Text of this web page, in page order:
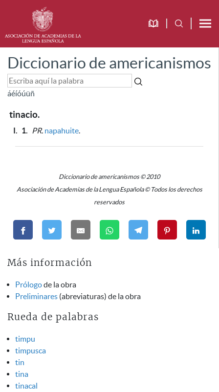
Diccionario de americanismos
áéíóúüñ
tinacio.
I. 1. PR. napahuite.
Diccionario de americanismos © 2010
Asociación de Academias de la Lengua Española © Todos los derechos
reservados
Más información
Prólogode la obra
Preliminares (abreviaturas) de la obra
Rueda de palabras
timpu
timpusca
tin
tina
tinacal